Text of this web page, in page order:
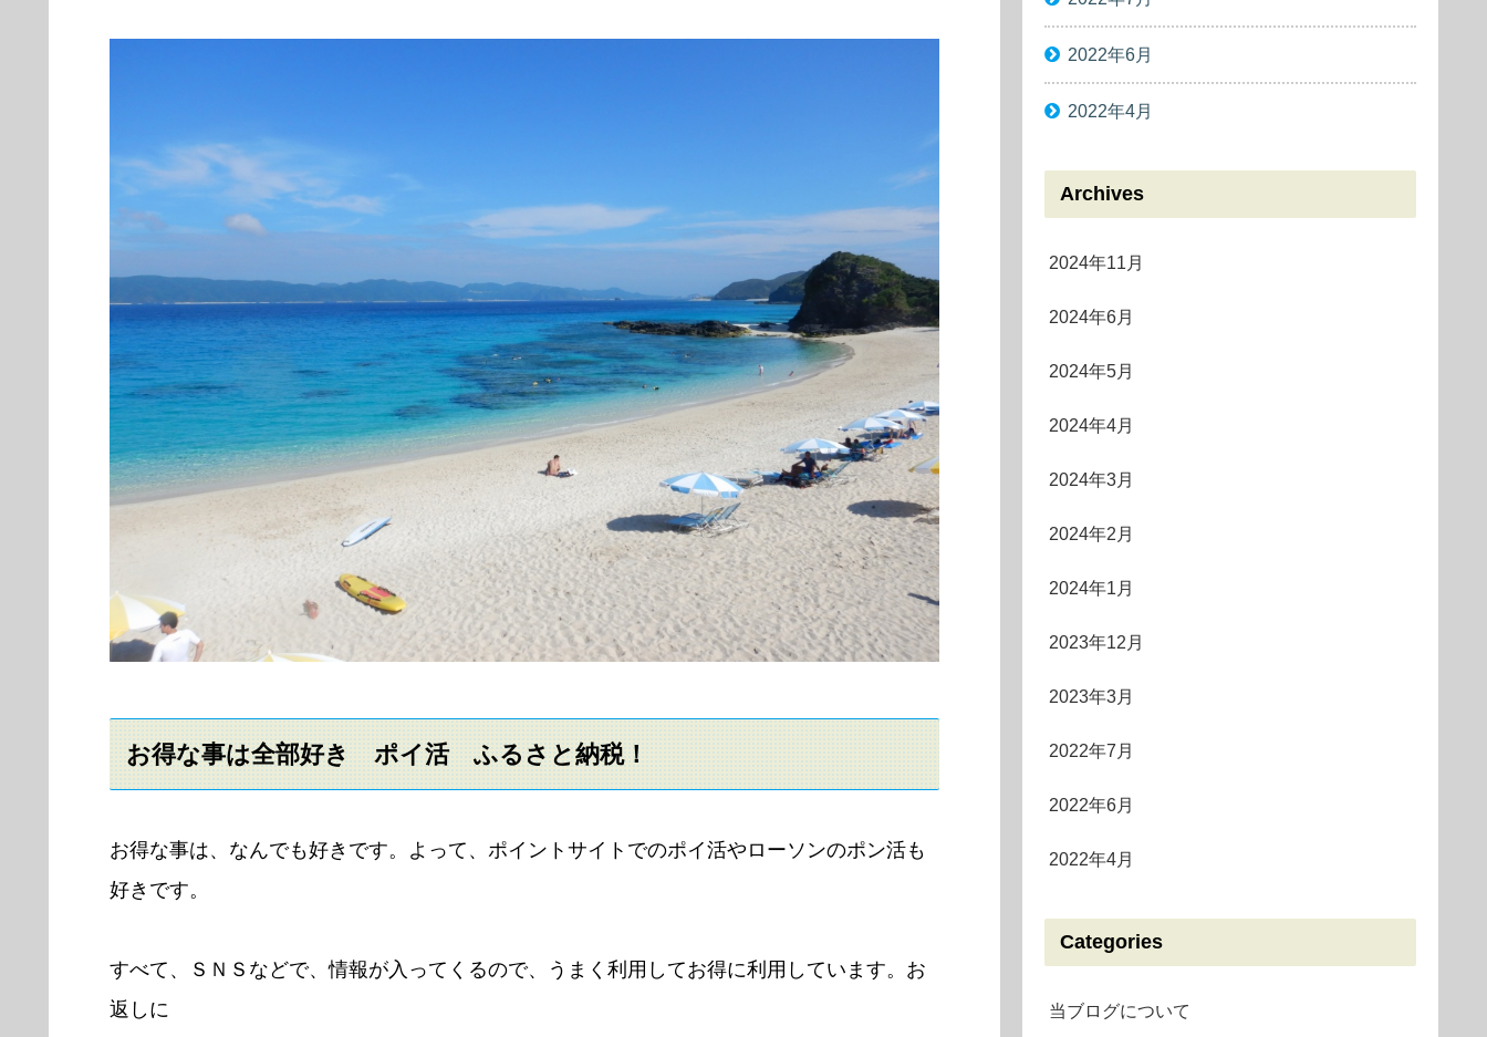
お得な事は全部好き ポイ活 ふるさと納税！
お得な事は、なんでも好きです。よって、ポイントサイトでのポイ活やローソンのポン活も
好きです。
すべて、ＳＮＳなどで、情報が入ってくるので、うまく利用してお得に利用しています。お
返しに
2022年6月
2022年4月
Archives
2024年11月
2024年6月
2024年5月
2024年4月
2024年3月
2024年2月
2024年1月
2023年12月
2023年3月
2022年7月
2022年6月
2022年4月
Categories
当ブログについて